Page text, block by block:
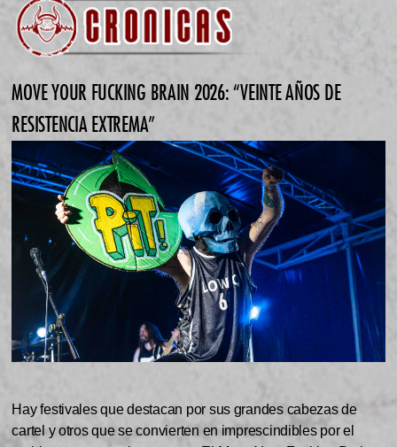
MOVE YOUR FUCKING BRAIN 2026: “VEINTE AÑOS DE
RESISTENCIA EXTREMA”
Hay festivales que destacan por sus grandes cabezas de
cartel y otros que se convierten en imprescindibles por el